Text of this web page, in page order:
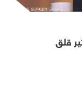
قلق